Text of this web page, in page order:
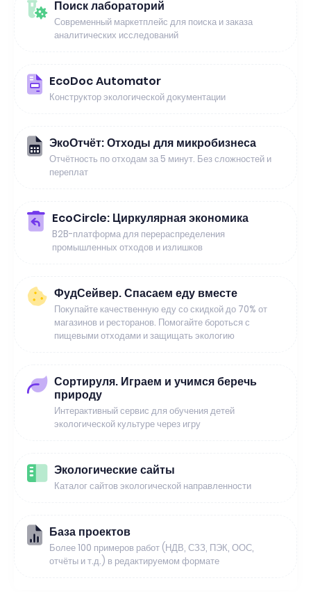
Поиск лабораторий
Современный маркетплейс для поиска и заказа
аналитических исследований
EcoDoc Automator
Конструктор экологической документации
ЭкоОтчёт: Отходы для микробизнеса
Отчётность по отходам за 5 минут. Без сложностей и
переплат
EcoCircle: Циркулярная экономика
B2B-платформа для перераспределения
промышленных отходов и излишков
ФудСейвер. Спасаем еду вместе
Покупайте качественную еду со скидкой до 70% от
магазинов и ресторанов. Помогайте бороться с
пищевыми отходами и защищать экологию
Сортируля. Играем и учимся беречь
природу
Интерактивный сервис для обучения детей
экологической культуре через игру
Экологические сайты
Каталог сайтов экологической направленности
База проектов
Более 100 примеров работ (НДВ, СЗЗ, ПЭК, ООС,
отчёты и т.д.) в редактируемом формате